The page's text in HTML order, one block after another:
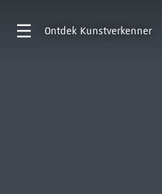
Ontdek Kunstverkenner